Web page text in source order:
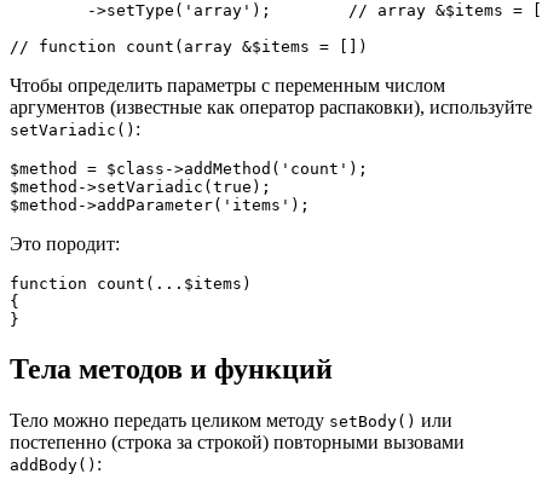
Чтобы определить параметры с переменным числом
аргументов (известные как оператор распаковки), используйте
setVariadic() :
$method = $class->addMethod('count');
$method->setVariadic(true);
Это породит:
function count(...$items)
{
Тела методов и функций
Тело можно передать целиком методу setBody() или
постепенно (строка за строкой) повторными вызовами
addBody() :